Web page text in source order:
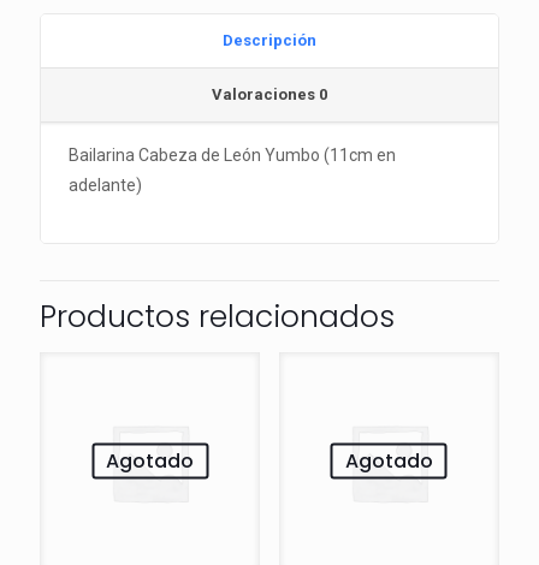
Descripción
Valoraciones 0
Bailarina Cabeza de León Yumbo (11cm en
adelante)
Productos relacionados
Agotado Agotado